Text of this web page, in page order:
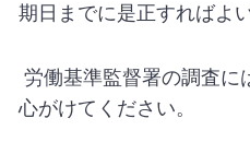
期日までに是正すればよ
労働基準監督署の調査に
心がけてください。